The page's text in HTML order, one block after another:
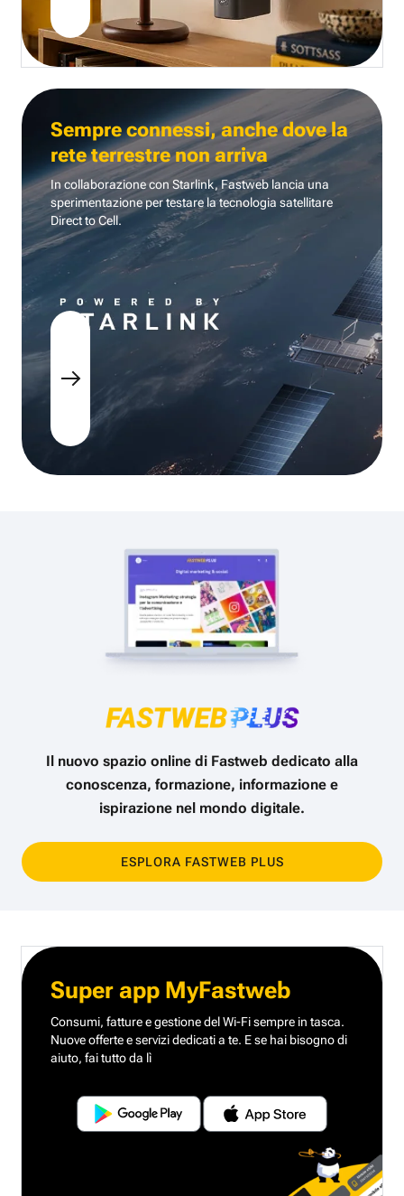
Sempre connessi, anche dove la
rete terrestre non arriva
In collaborazione con Starlink, Fastweb lancia una
sperimentazione per testare la tecnologia satellitare
Direct to Cell.
Il nuovo spazio online di Fastweb dedicato alla
conoscenza, formazione, informazione e
ispirazione nel mondo digitale.
ESPLORA FASTWEB PLUS
Super app MyFastweb
Consumi, fatture e gestione del Wi-Fi sempre in tasca.
Nuove offerte e servizi dedicati a te. E se hai bisogno di
aiuto, fai tutto da lì